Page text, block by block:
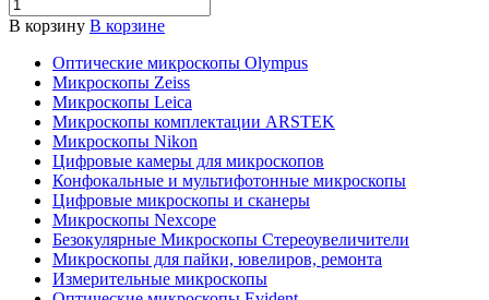
В корзину В корзине
Оптические микроскопы Olympus
Микроскопы Zeiss
Микроскопы Leica
Микроскопы комплектации ARSTEK
Микроскопы Nikon
Цифровые камеры для микроскопов
Конфокальные и мультифотонные микроскопы
Цифровые микроскопы и сканеры
Микроскопы Nexcope
Безокулярные Микроскопы Стереоувеличители
Микроскопы для пайки, ювелиров, ремонта
Измерительные микроскопы